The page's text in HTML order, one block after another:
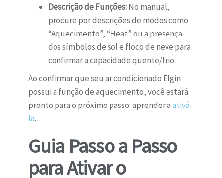
Descrição de Funções:No manual,
procure por descrições de modos como
“Aquecimento”, “Heat” ou a presença
dos símbolos de sol e floco de neve para
confirmar a capacidade quente/frio.
Ao confirmar que seu ar condicionado Elgin
possui a função de aquecimento, você estará
pronto para o próximo passo: aprender aativá-
la.
Guia Passo a Passo
para Ativar o